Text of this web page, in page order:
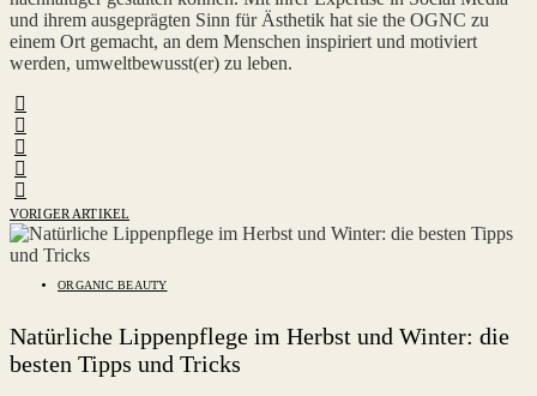
und ihrem ausgeprägten Sinn für Ästhetik hat sie the OGNC zu
einem Ort gemacht, an dem Menschen inspiriert und motiviert
werden, umweltbewusst(er) zu leben.
VORIGER ARTIKEL
ORGANIC BEAUTY
Natürliche Lippenpflege im Herbst und Winter: die
besten Tipps und Tricks